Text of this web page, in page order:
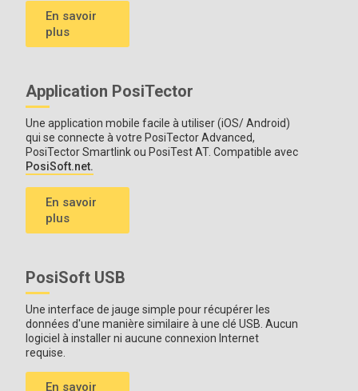
deux (2) ans.
Voir letableau de compatibilité des sondes
d'informations.
En savoir
plus
Application PosiTector
Une application mobile facile à utiliser (iOS/ Android)
qui se connecte à votre PosiTector Advanced,
PosiTector Smartlink ou PosiTest AT. Compatible avec
PosiSoft.net.
En savoir
plus
PosiSoft USB
Une interface de jauge simple pour récupérer les
données d'une manière similaire à une clé USB. Aucun
logiciel à installer ni aucune connexion Internet
requise.
En savoir